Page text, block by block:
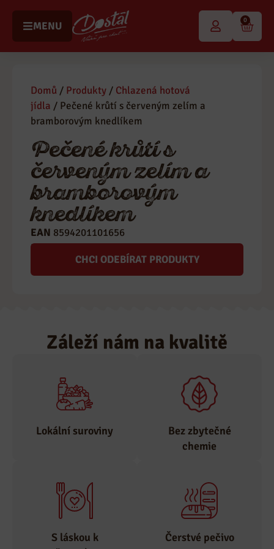
MENU 0
Domů / Produkty / Chlazená hotová
jídla / Pečené krůtí s červeným zelím a
bramborovým knedlíkem
Pečené krůtí s
červeným zelím a
bramborovým
knedlíkem
EAN 8594201101656
Kategorie
CHCI ODEBÍRAT PRODUKTY
Záleží nám na kvalitě
Lokální suroviny
Suroviny odebíráme
pouze od
prověřených
dodavatelů.
Bez zbytečné
chemie
Zastáváme tradiční
výrobu, bez
S láskou k
Čerstvé pečivo